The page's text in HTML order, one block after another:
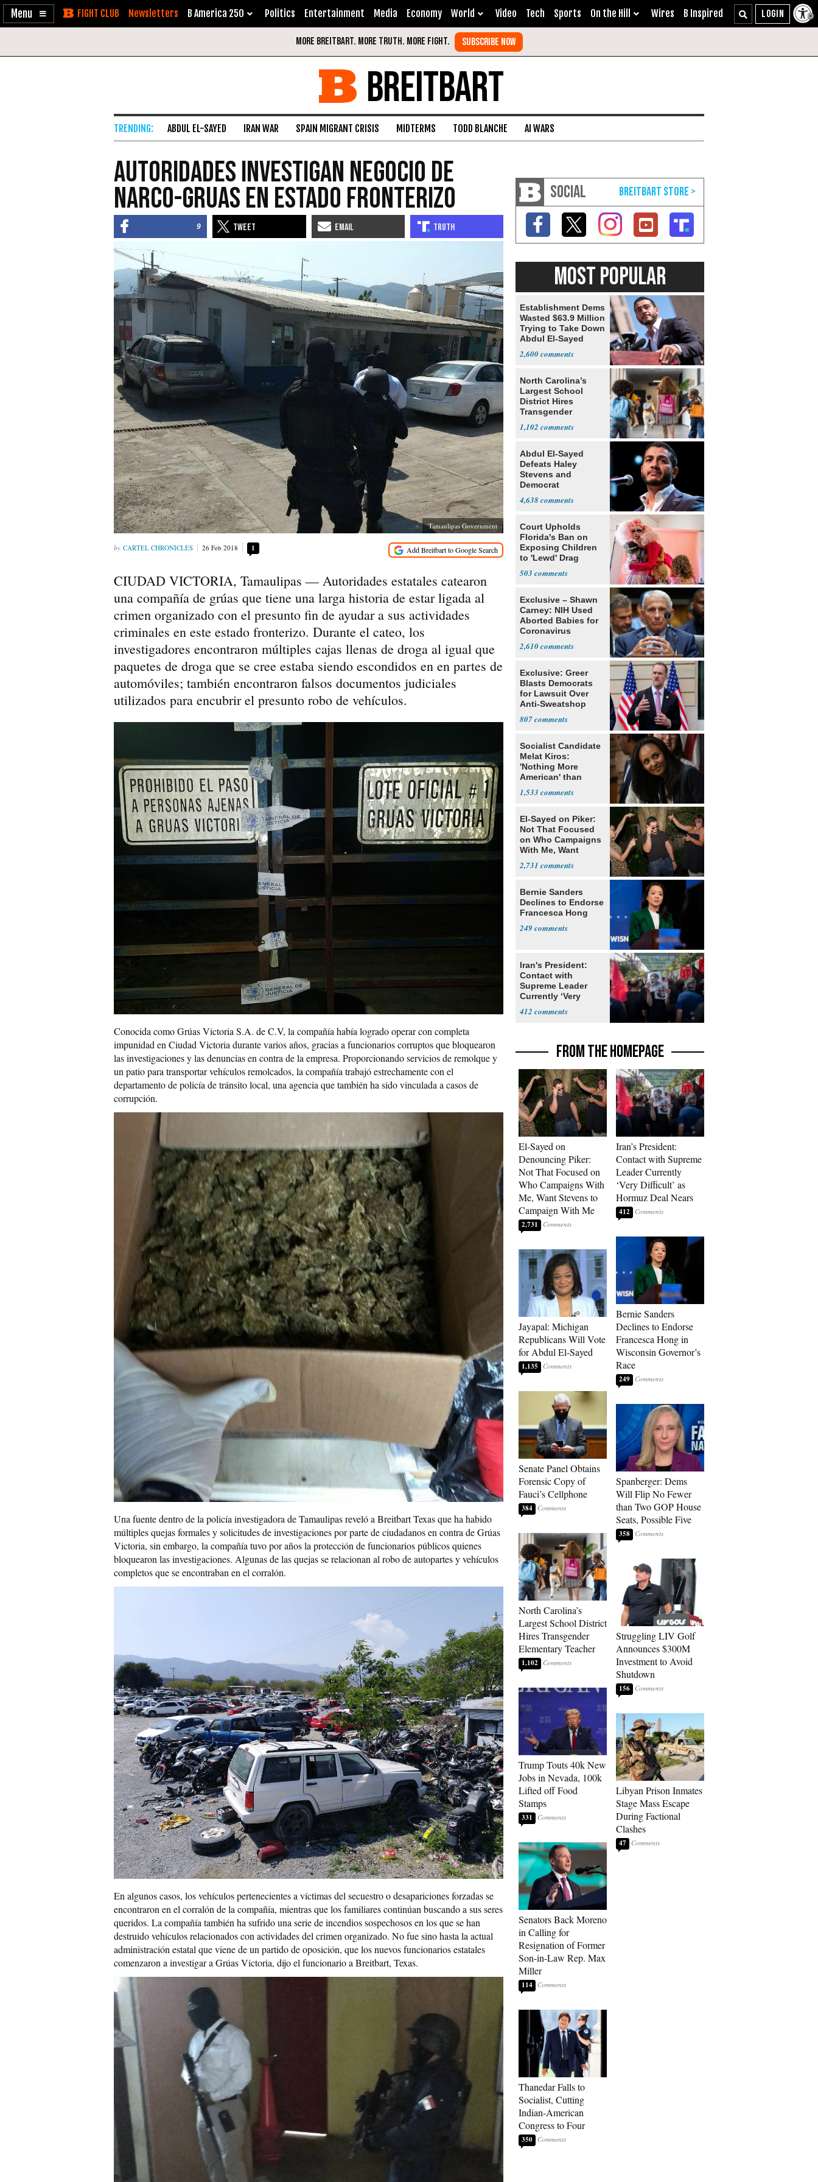
Enable
Skip Newsletters B America 250 Politics Entertainment Media Economy World Video Tech Sports On the Hill Wires B Inspired
BREITBART
ABDUL EL-SAYED IRAN WAR SPAIN MIGRANT CRISIS MIDTERMS TODD BLANCHE AI WARS
Autoridades Investigan Negocio de
Narco-Gruas en Estado Fronterizo
9
Tamaulipas Government
CARTEL CHRONICLES 26 Feb 2018 1
CIUDAD VICTORIA, Tamaulipas — Autoridades estatales catearon
una compañía de grúas que tiene una larga historia de estar ligada al
crimen organizado con el presunto fin de ayudar a sus actividades
criminales en este estado fronterizo. Durante el cateo, los
investigadores encontraron múltiples cajas llenas de droga al igual que
paquetes de droga que se cree estaba siendo escondidos en en partes de
automóviles; también encontraron falsos documentos judiciales
utilizados para encubrir el presunto robo de vehículos.
Conocida como Grúas Victoria S.A. de C.V, la compañía había logrado operar con completa
impunidad en Ciudad Victoria durante varios años, gracias a funcionarios corruptos que bloquearon
las investigaciones y las denuncias en contra de la empresa. Proporcionando servicios de remolque y
un patio para transportar vehículos remolcados, la compañía trabajó estrechamente con el
departamento de policía de tránsito local, una agencia que también ha sido vinculada a casos de
corrupción.
Una fuente dentro de la policía investigadora de Tamaulipas reveló a Breitbart Texas que ha habido
múltiples quejas formales y solicitudes de investigaciones por parte de ciudadanos en contra de Grúas
Victoria, sin embargo, la compañía tuvo por años la protección de funcionarios públicos quienes
bloquearon las investigaciones. Algunas de las quejas se relacionan al robo de autopartes y vehículos
completos que se encontraban en el corralón.
En algunos casos, los vehículos pertenecientes a víctimas del secuestro o desapariciones forzadas se
encontraron en el corralón de la compañía, mientras que los familiares continúan buscando a sus seres
queridos. La compañía también ha sufrido una serie de incendios sospechosos en los que se han
destruido vehículos relacionados con actividades del crimen organizado. No fue sino hasta la actual
administración estatal que viene de un partido de oposición, que los nuevos funcionarios estatales
comenzaron a investigar a Grúas Victoria, dijo el funcionario a Breitbart, Texas.
SOCIAL
MOST POPULAR
Establishment Dems
Wasted $63.9 Million
Trying to Take Down
Abdul El-Sayed
2,600
North Carolina’s
Largest School
District Hires
Transgender
1,102
Abdul El-Sayed
Defeats Haley
Stevens and
Democrat
4,638
Court Upholds
Florida's Ban on
Exposing Children
to 'Lewd' Drag
503
Exclusive – Shawn
Carney: NIH Used
Aborted Babies for
Coronavirus
2,610
Exclusive: Greer
Blasts Democrats
for Lawsuit Over
Anti-Sweatshop
807
Socialist Candidate
Melat Kiros:
'Nothing More
American' than
1,533
El-Sayed on Piker:
Not That Focused
on Who Campaigns
With Me, Want
2,731
Bernie Sanders
Declines to Endorse
Francesca Hong
249
Iran's President:
Contact with
Supreme Leader
Currently ‘Very
412
FROM THE HOMEPAGE
El-Sayed on
Denouncing Piker:
Not That Focused on
Who Campaigns With
Me, Want Stevens to
Campaign With Me
2,731
Jayapal: Michigan
Republicans Will Vote
for Abdul El-Sayed
1,135
Senate Panel Obtains
Forensic Copy of
Fauci’s Cellphone
384
North Carolina’s
Largest School District
Hires Transgender
Elementary Teacher
1,102
Trump Touts 40k New
Jobs in Nevada, 100k
Lifted off Food
Stamps
331
Senators Back Moreno
in Calling for
Resignation of Former
Son-in-Law Rep. Max
Miller
114
Thanedar Falls to
Socialist, Cutting
Indian-American
Congress to Four
350
Iran’s President:
Contact with Supreme
Leader Currently
‘Very Difficult’ as
Hormuz Deal Nears
412
Bernie Sanders
Declines to Endorse
Francesca Hong in
Wisconsin Governor’s
Race
249
Spanberger: Dems
Will Flip No Fewer
than Two GOP House
Seats, Possible Five
358
Struggling LIV Golf
Announces $300M
Investment to Avoid
Shutdown
156
Libyan Prison Inmates
Stage Mass Escape
During Factional
Clashes
47